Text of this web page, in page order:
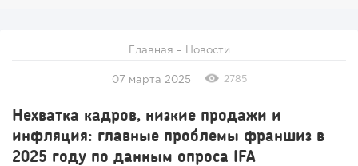
Главная – Новости
07 марта 2025 2785
Нехватка кадров, низкие продажи и
инфляция: главные проблемы франшиз в
2025 году по данным опроса IFA